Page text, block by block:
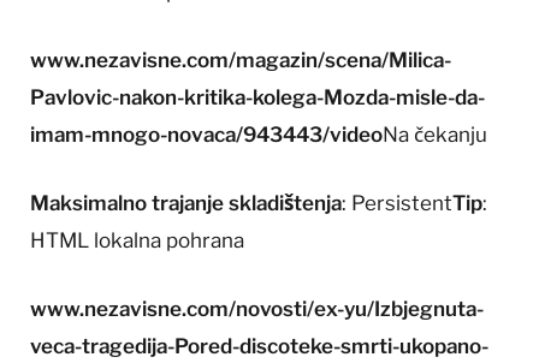
www.nezavisne.com/magazin/scena/Milica-
Pavlovic-nakon-kritika-kolega-Mozda-misle-da-
imam-mnogo-novaca/943443/videoNa čekanju
Maksimalno trajanje skladištenja: PersistentTip:
HTML lokalna pohrana
www.nezavisne.com/novosti/ex-yu/Izbjegnuta-
veca-tragedija-Pored-discoteke-smrti-ukopano-